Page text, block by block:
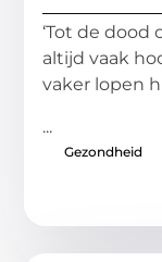
‘Tot de dood
altijd vaak
vaker lopen
...
Gezondheid